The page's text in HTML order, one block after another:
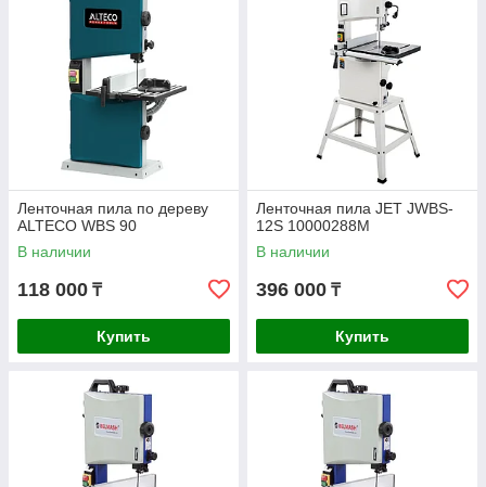
Ленточная пила по дереву
ALTECO WBS 90
В наличии
118 000 ₸
Купить
Ленточная пила JET JWBS-
12S 10000288M
В наличии
396 000 ₸
Купить